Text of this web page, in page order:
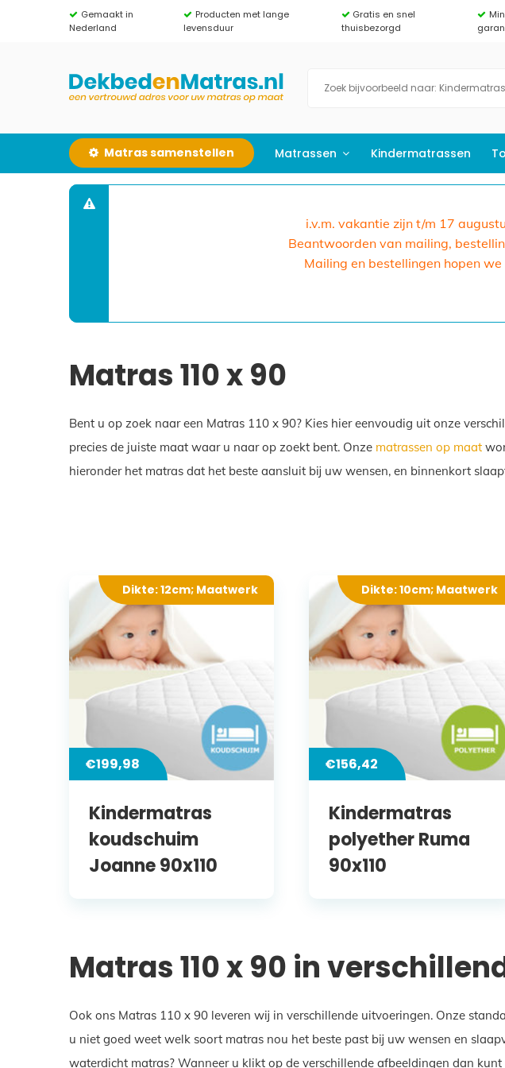
Gemaakt in
Nederland
Producten met lange
levensduur
Gratis en snel
thuisbezorgd
Matras samenstellen Matrassen Kindermatrassen
i.v.m. vakantie zijn t/m 17
Beantwoorden van mailing,
Mailing en bestellingen hopen
Matras 110 x 90
Bent u op zoek naar een Matras 110 x 90? Kies hier eenvoudig uit onze
precies de juiste maat waar u naar op zoekt bent. Onze matrassen op maat
hieronder het matras dat het beste aansluit bij uw wensen, en binnenkort
Dikte: 12cm; Maatwerk
€199,98
Kindermatras
koudschuim
Joanne 90x110
Dikte: 10cm; Maatwerk
€156,42
Kindermatras
polyether Ruma
90x110
Matras 110 x 90 in
Ook ons Matras 110 x 90 leveren wij in verschillende uitvoeringen. Onze
u niet goed weet welk soort matras nou het beste past bij uw wensen en
waterdicht matras? Wanneer u klikt op de verschillende afbeeldingen dan